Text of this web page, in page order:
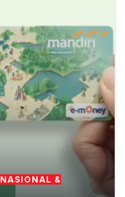
NASIONAL &